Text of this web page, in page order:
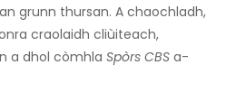
grunn thursan. A chaochladh,
craolaidh cliùiteach,
a dhol còmhla Spòrs CBS a-